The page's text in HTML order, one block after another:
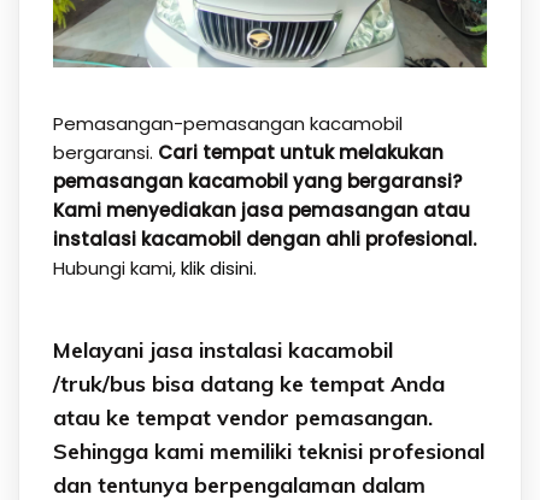
Pemasangan-pemasangan kacamobil
bergaransi. Cari tempat untuk melakukan
pemasangan kacamobil yang bergaransi?
Kami menyediakan jasa pemasangan atau
instalasi kacamobil dengan ahli profesional.
Hubungi kami,klik disini.
Melayani jasa instalasi kacamobil
/truk/bus bisa datang ke tempat Anda
atau ke tempat vendor pemasangan.
Sehingga kami memiliki teknisi profesional
dan tentunya berpengalaman dalam